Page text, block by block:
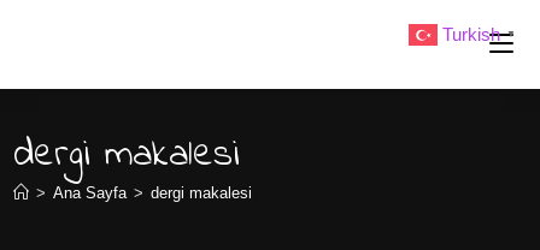
dergi makalesi
> Ana Sayfa > dergi makalesi
Turkish ▼